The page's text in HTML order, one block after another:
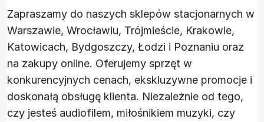
Zapraszamy do naszych sklepów stacjonarnych w
Warszawie, Wrocławiu, Trójmieście, Krakowie,
Katowicach, Bydgoszczy, Łodzi i Poznaniu oraz
na zakupy online. Oferujemy sprzęt w
konkurencyjnych cenach, ekskluzywne promocje i
doskonałą obsługę klienta. Niezależnie od tego,
czy jesteś audiofilem, miłośnikiem muzyki, czy